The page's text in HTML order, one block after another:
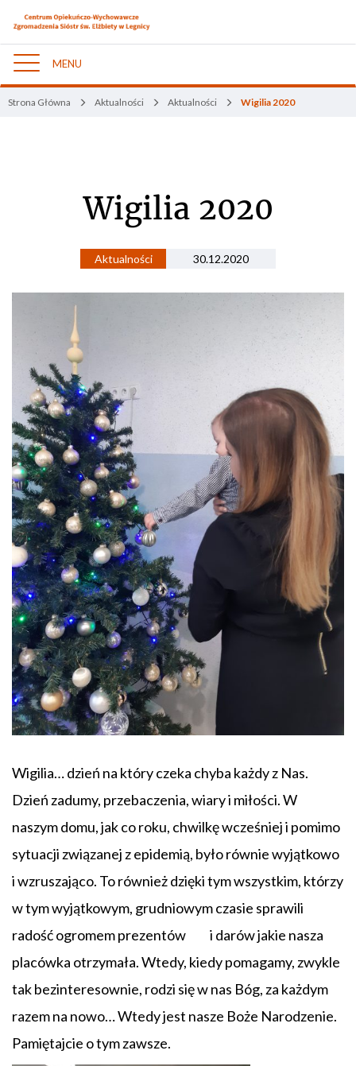
Nawigacja
MENU
Strona Główna Aktualności Aktualności Wigilia 2020
Wigilia 2020
Aktualności 30.12.2020
Wigilia… dzień na który czeka chyba każdy z Nas.
Dzień zadumy, przebaczenia, wiary i miłości. W
naszym domu, jak co roku, chwilkę wcześniej i pomimo
sytuacji związanej z epidemią, było równie wyjątkowo
i wzruszająco. To również dzięki tym wszystkim, którzy
w tym wyjątkowym, grudniowym czasie sprawili
radość ogromem prezentów i darów jakie nasza
placówka otrzymała. Wtedy, kiedy pomagamy, zwykle
tak bezinteresownie, rodzi się w nas Bóg, za każdym
razem na nowo… Wtedy jest nasze Boże Narodzenie.
Pamiętajcie o tym zawsze.